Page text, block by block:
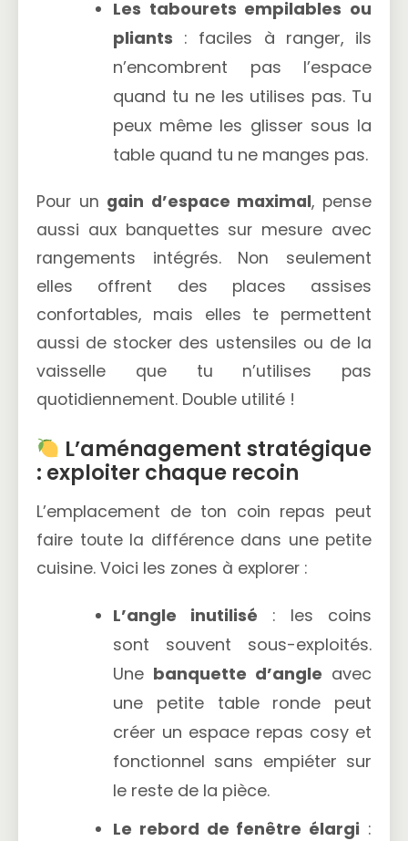
Les tabourets empilables ou
pliants : faciles à ranger, ils
n’encombrent pas l’espace
quand tu ne les utilises pas. Tu
peux même les glisser sous la
table quand tu ne manges pas.
Pour un gain d’espace maximal, pense
aussi aux banquettes sur mesure avec
rangements intégrés. Non seulement
elles offrent des places assises
confortables, mais elles te permettent
aussi de stocker des ustensiles ou de la
vaisselle que tu n’utilises pas
quotidiennement. Double utilité !
L’aménagement stratégique
: exploiter chaque recoin
L’emplacement de ton coin repas peut
faire toute la différence dans une petite
cuisine. Voici les zones à explorer :
L’angle inutilisé : les coins
sont souvent sous-exploités.
Une banquette d’angle avec
une petite table ronde peut
créer un espace repas cosy et
fonctionnel sans empiéter sur
le reste de la pièce.
Le rebord de fenêtre élargi :